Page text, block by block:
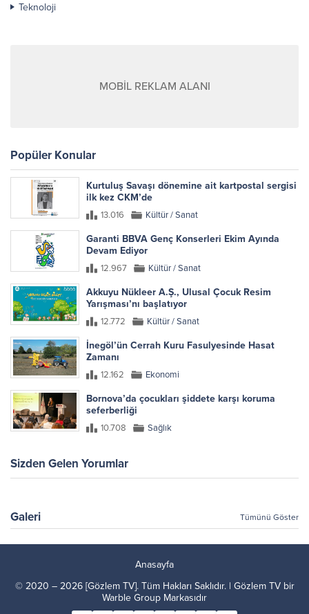
Teknoloji
MOBİL REKLAM ALANI
Popüler Konular
Kurtuluş Savaşı dönemine ait kartpostal sergisi
ilk kez CKM’de
13.016 Kültür / Sanat
Garanti BBVA Genç Konserleri Ekim Ayında
Devam Ediyor
12.967 Kültür / Sanat
Akkuyu Nükleer A.Ş., Ulusal Çocuk Resim
Yarışması’nı başlatıyor
12.772 Kültür / Sanat
İnegöl’ün Cerrah Kuru Fasulyesinde Hasat
Zamanı
12.162 Ekonomi
Bornova’da çocukları şiddete karşı koruma
seferberliği
10.708 Sağlık
Sizden Gelen Yorumlar
Galeri Tümünü Göster
Anasayfa
© 2020 – 2026 [Gözlem TV]. Tüm Hakları Saklıdır. | Gözlem TV bir
Warble Group Markasıdır